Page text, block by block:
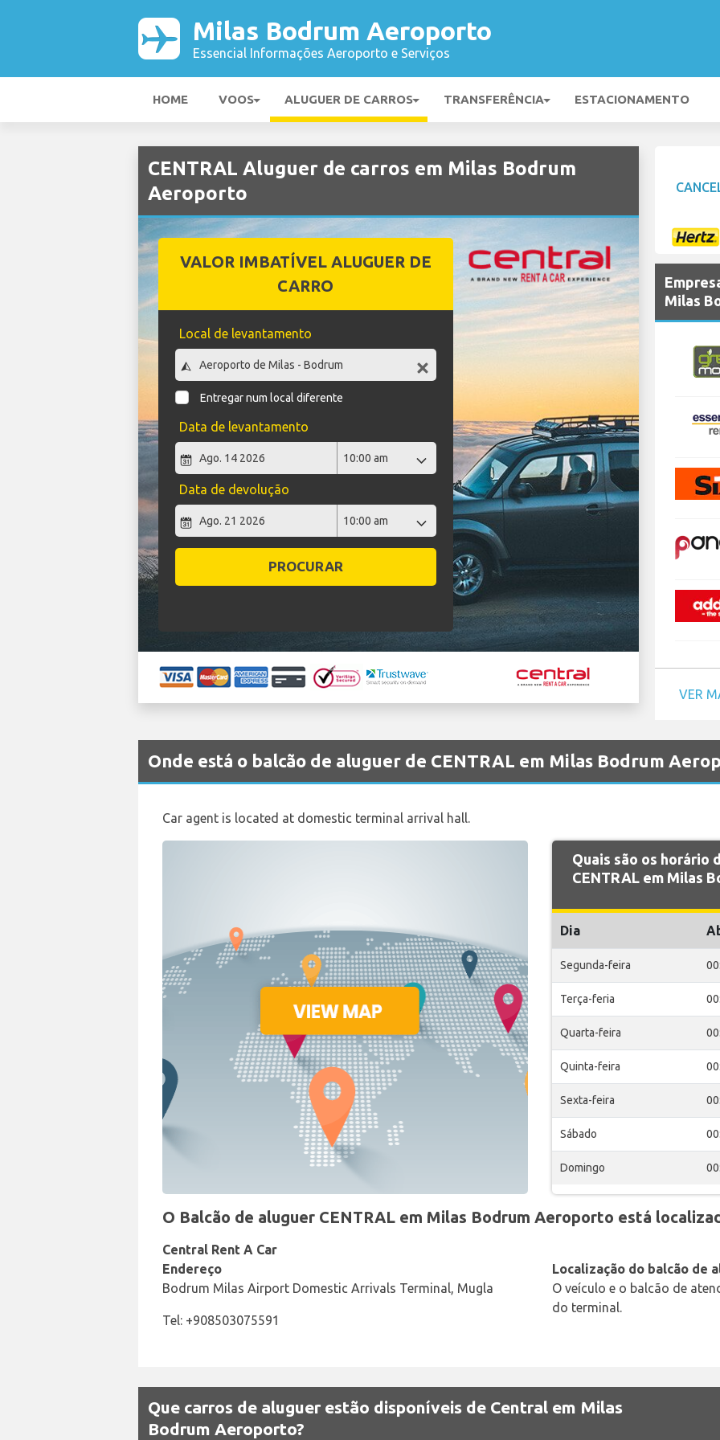
Milas Bodrum Aeroporto
Essencial Informações Aeroporto e Serviços
HOME VOOS ALUGUER DE CARROS TRANSFERÊNCIA ESTACIONAMENTO
CENTRAL Aluguer de carros em Milas Bodrum
Aeroporto
VALOR IMBATÍVEL ALUGUER DE
CARRO
Local de levantamento
Entregar num local diferente
Data de levantamento
Data de devolução
PROCURAR
Milas
VER
Onde está o balcão de aluguer de CENTRAL em Milas Bodrum
Car agent is located at domestic terminal arrival hall.
Quais são os horário
CENTRAL em Milas
Dia
Segunda-feira
Terça-feria
Quarta-feira
Quinta-feira
Sexta-feira
Sábado
Domingo
O Balcão de aluguer CENTRAL em Milas Bodrum Aeroporto está
Central Rent A Car
Endereço
Bodrum Milas Airport Domestic Arrivals Terminal, Mugla
Tel: +908503075591
Localização do balcão de
O veículo e o balcão de
do terminal.
Que carros de aluguer estão disponíveis de Central em Milas
Bodrum Aeroporto?